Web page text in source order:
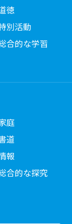
徳
別活動
合的な学習
庭
道
報
合的な探究